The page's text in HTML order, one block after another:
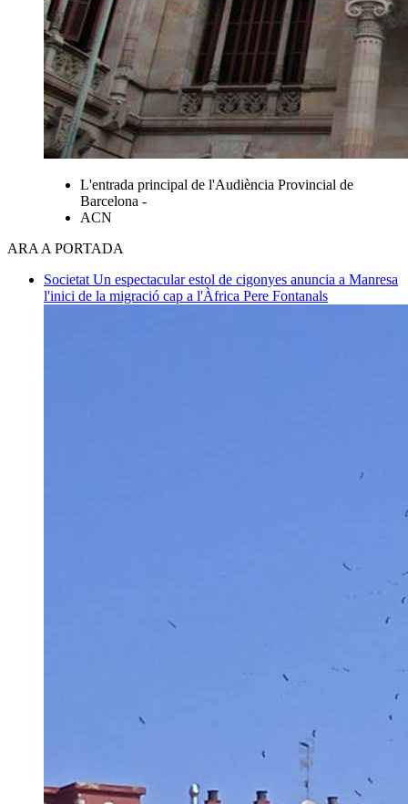
L'entrada principal de l'Audiència Provincial de
Barcelona -
ACN
ARA A PORTADA
Societat Un espectacular estol de cigonyes anuncia a Manresa
l'inici de la migració cap a l'Àfrica Pere Fontanals